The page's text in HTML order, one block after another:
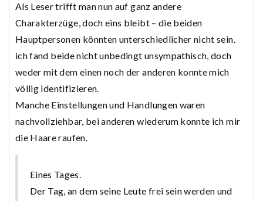
Als Leser trifft man nun auf ganz andere
Charakterzüge, doch eins bleibt – die beiden
Hauptpersonen könnten unterschiedlicher nicht sein.
ich fand beide nicht unbedingt unsympathisch, doch
weder mit dem einen noch der anderen konnte mich
völlig identifizieren.
Manche Einstellungen und Handlungen waren
nachvollziehbar, bei anderen wiederum konnte ich mir
die Haare raufen.
Eines Tages.
Der Tag, an dem seine Leute frei sein werden und